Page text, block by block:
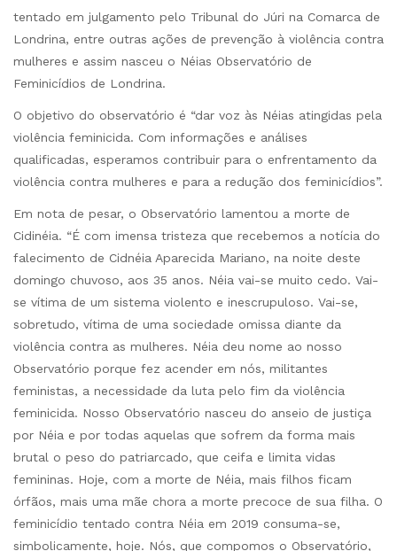
tentado em julgamento pelo Tribunal do Júri na Comarca de
Londrina, entre outras ações de prevenção à violência contra
mulheres e assim nasceu o Néias Observatório de
Feminicídios de Londrina.
O objetivo do observatório é “dar voz às Néias atingidas pela
violência feminicida. Com informações e análises
qualificadas, esperamos contribuir para o enfrentamento da
violência contra mulheres e para a redução dos feminicídios”.
Em nota de pesar, o Observatório lamentou a morte de
Cidinéia. “É com imensa tristeza que recebemos a notícia do
falecimento de Cidnéia Aparecida Mariano, na noite deste
domingo chuvoso, aos 35 anos. Néia vai-se muito cedo. Vai-
se vítima de um sistema violento e inescrupuloso. Vai-se,
sobretudo, vítima de uma sociedade omissa diante da
violência contra as mulheres. Néia deu nome ao nosso
Observatório porque fez acender em nós, militantes
feministas, a necessidade da luta pelo fim da violência
feminicida. Nosso Observatório nasceu do anseio de justiça
por Néia e por todas aquelas que sofrem da forma mais
brutal o peso do patriarcado, que ceifa e limita vidas
femininas. Hoje, com a morte de Néia, mais filhos ficam
órfãos, mais uma mãe chora a morte precoce de sua filha. O
feminicídio tentado contra Néia em 2019 consuma-se,
simbolicamente, hoje. Nós, que compomos o Observatório,